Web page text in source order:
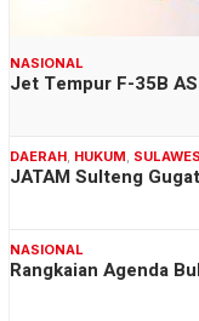
NASIONAL
Jet Tempur F-35B
DAERAH, HUKUM,
JATAM Sulteng
NASIONAL
Rangkaian Agenda